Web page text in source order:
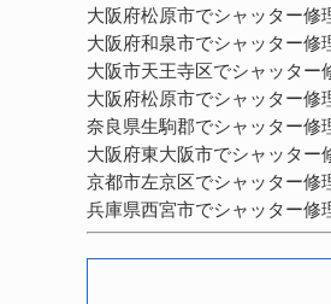
大阪府松原市でシャッター修
大阪府和泉市でシャッター修
大阪市天王寺区でシャッター
大阪府松原市でシャッター修
奈良県生駒郡でシャッター修
大阪府東大阪市でシャッター
京都市左京区でシャッター修
兵庫県西宮市でシャッター修